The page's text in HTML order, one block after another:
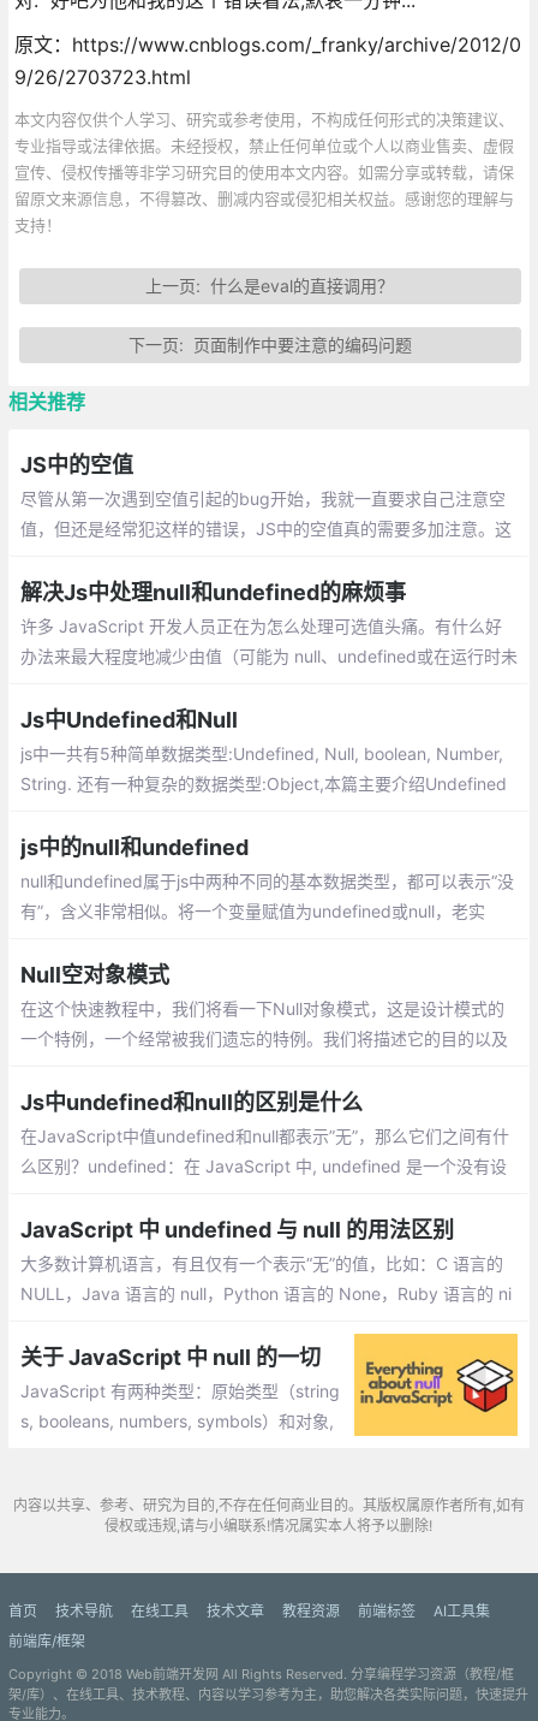
原文：https://www.cnblogs.com/_franky/archive/2012/0
9/26/2703723.html
本文内容仅供个人学习、研究或参考使用，不构成任何形式的决策建议、
专业指导或法律依据。未经授权，禁止任何单位或个人以商业售卖、虚假
宣传、侵权传播等非学习研究目的使用本文内容。如需分享或转载，请保
留原文来源信息，不得篡改、删减内容或侵犯相关权益。感谢您的理解与
支持！
上一页:什么是eval的直接调用？
下一页: 页面制作中要注意的编码问题
相关推荐
JS中的空值
尽管从第一次遇到空值引起的bug开始，我就一直要求自己注意空
值，但还是经常犯这样的错误，JS中的空值真的需要多加注意。这
解决Js中处理null和undefined的麻烦事
许多 JavaScript 开发人员正在为怎么处理可选值头痛。有什么好
办法来最大程度地减少由值（可能为 null、undefined或在运行时未
某些静态类型的语言中
Js中Undefined和Null
js中一共有5种简单数据类型:Undefined, Null, boolean, Number,
String. 还有一种复杂的数据类型:Object,本篇主要介绍Undefined
js中的null和undefined
null和undefined属于js中两种不同的基本数据类型，都可以表示“没
有”，含义非常相似。将一个变量赋值为undefined或null，老实
动转为false
Null空对象模式
在这个快速教程中，我们将看一下Null对象模式，这是设计模式的
一个特例，一个经常被我们遗忘的特例。我们将描述它的目的以及
代码示例。
Js中undefined和null的区别是什么
在JavaScript中值undefined和null都表示”无”，那么它们之间有什
么区别？undefined：在 JavaScript 中, undefined 是一个没有设
一个只有一个值的特殊类型。表示一个空对象引用。
JavaScript 中 undefined 与 null 的用法区别
大多数计算机语言，有且仅有一个表示“无”的值，比如：C 语言的
NULL，Java 语言的 null，Python 语言的 None，Ruby 语言的 ni
关于 JavaScript 中 null 的一切
JavaScript 有两种类型：原始类型（string
s, booleans, numbers, symbols）和对象,
集合
内容以共享、参考、研究为目的,不存在任何商业目的。其版权属原作者所有,如有
侵权或违规,请与小编联系!情况属实本人将予以删除!
首页 技术导航 在线工具 技术文章 教程资源 前端标签
AI工具集
前端库/框架